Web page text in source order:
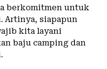
berkomitmen untuk
Artinya, siapapun
kita layani
baju camping dan